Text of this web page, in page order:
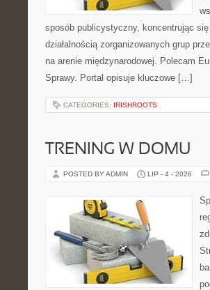
sposób publicystyczny, koncentrując
działalnością zorganizowanych grup
na arenie międzynarodowej. Polecam
Sprawy. Portal opisuje kluczowe […]
CATEGORIES: IRISHROOTS
TRENING W DOMU
POSTED BY ADMIN LIP - 4 - 2026